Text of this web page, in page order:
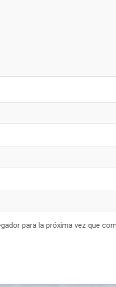
para la próxima vez que